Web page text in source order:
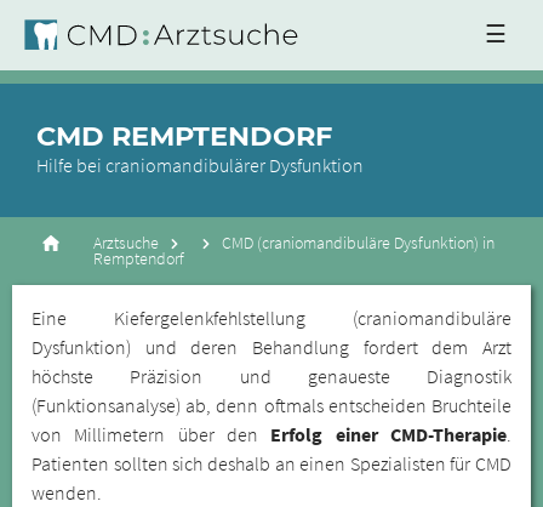
☰
CMD REMPTENDORF
Hilfe bei craniomandibulärer Dysfunktion
Arztsuche CMD (craniomandibuläre Dysfunktion) in
Remptendorf
Eine Kiefergelenkfehlstellung (craniomandibuläre
Dysfunktion) und deren Behandlung fordert dem Arzt
höchste Präzision und genaueste Diagnostik
(Funktionsanalyse) ab, denn oftmals entscheiden Bruchteile
von Millimetern über den Erfolg einer CMD-Therapie.
Patienten sollten sich deshalb an einen Spezialisten für CMD
wenden.